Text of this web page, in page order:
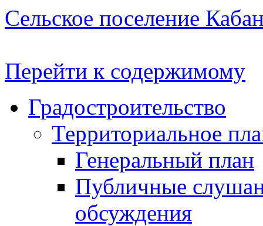
Сельское поселение
Перейти к содержимому
Градостроительство
Территориальное
Генеральный план
Публичные
обсуждения